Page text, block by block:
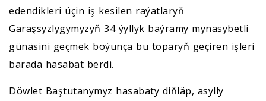
edendikleri üçin iş kesilen raýatlaryň
Garaşsyzlygymyzyň 34 ýyllyk baýramy mynasybetli
günäsini geçmek boýunça bu toparyň geçiren işleri
barada hasabat berdi.
Döwlet Baştutanymyz hasabaty diňläp, asylly